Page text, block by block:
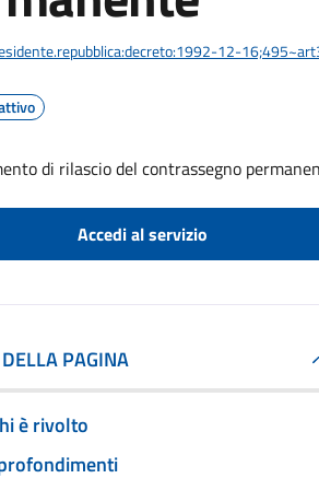
12-
di rilascio del contrassegno
Accedi al servizio
PAGINA
è rivolto